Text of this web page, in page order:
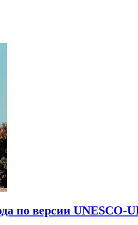
по версии UNESCO-